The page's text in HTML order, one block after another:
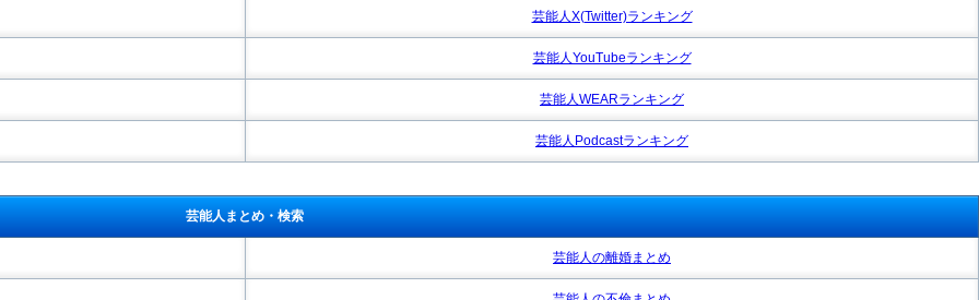
芸能人X(Twitter)ランキング
芸能人YouTubeランキング
芸能人WEARランキング
芸能人Podcastランキング
芸能人まとめ・検索
芸能人の離婚まとめ